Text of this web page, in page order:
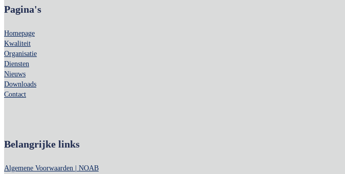
Pagina's
Homepage
Kwaliteit
Organisatie
Diensten
Nieuws
Downloads
Contact
Belangrijke links
Algemene Voorwaarden | NOAB